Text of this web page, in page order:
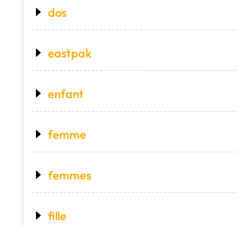
dos
eastpak
enfant
femme
femmes
fille